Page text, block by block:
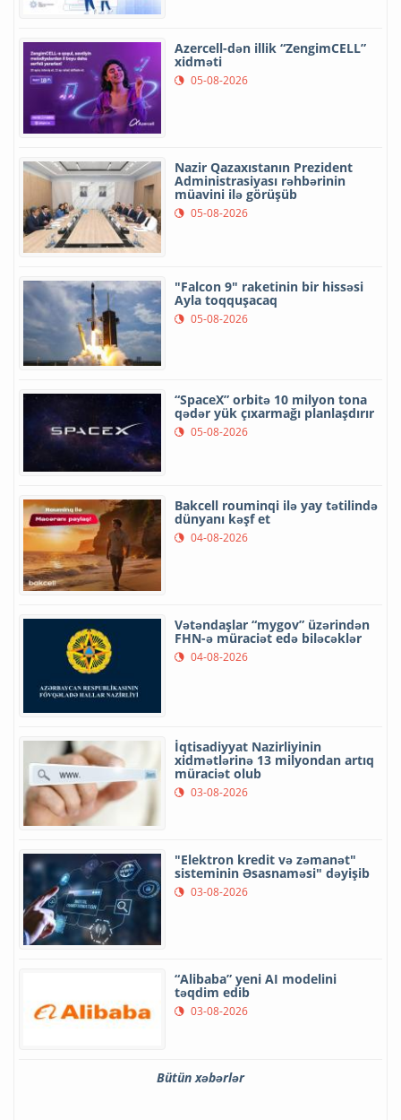
Azercell-dən illik “ZengimCELL”
xidməti
05-08-2026
Nazir Qazaxıstanın Prezident
Administrasiyası rəhbərinin
müavini ilə görüşüb
05-08-2026
"Falcon 9" raketinin bir hissəsi
Ayla toqquşacaq
05-08-2026
“SpaceX” orbitə 10 milyon tona
qədər yük çıxarmağı planlaşdırır
05-08-2026
Bakcell rouminqi ilə yay tətilində
dünyanı kəşf et
04-08-2026
Vətəndaşlar “mygov” üzərindən
FHN-ə müraciət edə biləcəklər
04-08-2026
İqtisadiyyat Nazirliyinin
xidmətlərinə 13 milyondan artıq
müraciət olub
03-08-2026
"Elektron kredit və zəmanət"
sisteminin Əsasnaməsi" dəyişib
03-08-2026
“Alibaba” yeni AI modelini
təqdim edib
03-08-2026
Bütün xəbərlər